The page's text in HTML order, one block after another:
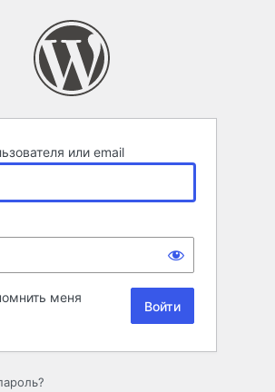
или email
меня